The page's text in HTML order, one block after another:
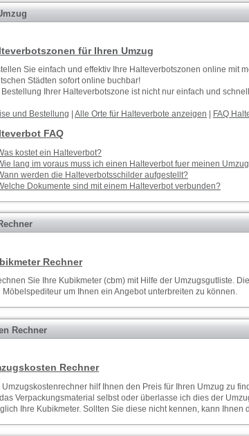
für Ihren Umzug
Sie einfach und effektiv Ihre Halteverbotszonen online mit
Städten sofort online buchbar!
Bestellung Ihrer Halteverbotszone ist nicht nur einfach und
und Bestellung Alle Orte für Halteverbote anzeigen FAQ
FAQ
kostet ein Halteverbot?
lang im voraus muss ich einen Halteverbot fuer meinen
werden die Halteverbotsschilder aufgestellt?
Dokumente sind mit einem Halteverbot verbunden?
Rechner
Sie Ihre Kubikmeter (cbm) mit Hilfe der Umzugsgutliste.
Möbelspediteur um Ihnen ein Angebotunterbreiten zu können.
Rechner
Rechner
Umzugskostenrechner hilf Ihnen den Preis für Ihren Umzug zu
Verpackungsmaterial selbst oder überlasse ich dies der
Ihre Kubikmeter. Sollten Sie diese nicht kennen, kann Ihnen